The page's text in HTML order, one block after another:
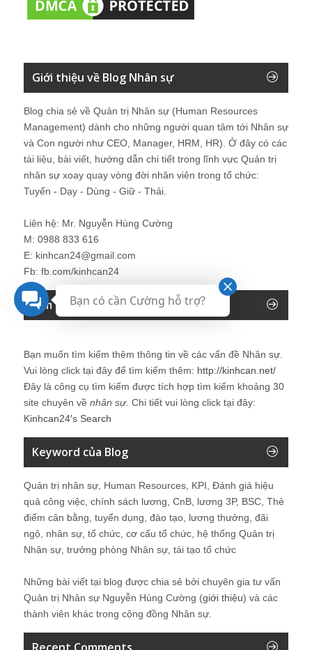
Giới thiệu về Blog Nhân sự
Blog chia sẻ về Quản trị Nhân sự (Human Resources
Management) dành cho những người quan tâm tới Nhân sự
và Con người như CEO, Manager, HRM, HR). Ở đây có các
tài liệu, bài viết, hướng dẫn chi tiết trong lĩnh vực Quản trị
nhân sự xoay quay vòng đời nhân viên trong tổ chức:
Tuyển - Dạy - Dùng - Giữ - Thải.
Liên hệ: Mr. Nguyễn Hùng Cường
M: 0988 833 616
E: kinhcan24@gmail.com
Fb: fb.com/kinhcan24
Tìm kiếm trên Blog Nhân sự
Bạn muốn tìm kiếm thêm thông tin về các vấn đề Nhân sự
Vui lòng click tại đây để tìm kiếm thêm: http://kinhcan.net/
Đây là công cụ tìm kiếm được tích hợp tìm kiếm khoảng 30
site chuyên về nhân sự. Chi tiết vui lòng click tại đây:
Kinhcan24′s Search
Keyword của Blog
Quản trị nhân sự, Human Resources, KPI, Đánh giá hiệu
quả công việc, chính sách lương, CnB, lương 3P, BSC, Thẻ
điểm cân bằng, tuyển dụng, đào tạo, lương thưởng, đãi
ngộ, nhân sự, tổ chức, cơ cấu tổ chức, hệ thống Quản trị
Nhân sự, trưởng phòng Nhân sự, tái tạo tổ chức
Những bài viết tại blog được chia sẻ bởi chuyên gia tư vấn
Quản trị Nhân sự Nguyễn Hùng Cường (giới thiệu) và các
thành viên khác trong cộng đồng Nhân sự.
Bạn có cần Cường hỗ trợ?